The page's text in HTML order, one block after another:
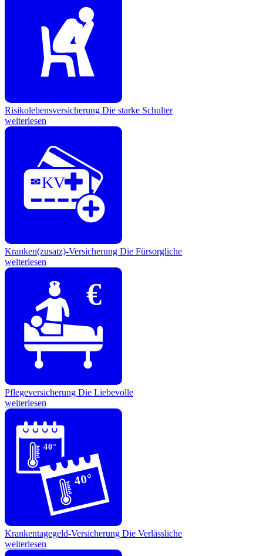
Risikolebensversicherung Die starke Schulter
weiterlesen
KV
Kranken(zusatz)-Versicherung Die Fürsorgliche
weiterlesen
€
Pflegeversicherung Die Liebevolle
weiterlesen
40°
40°
Krankentagegeld-Versicherung Die Verlässliche
weiterlesen